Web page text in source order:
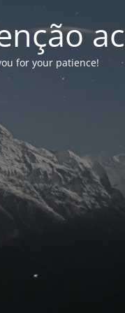
for your patience!